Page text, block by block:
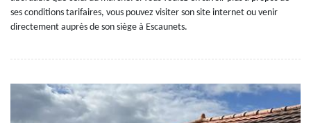
ses conditions tarifaires, vous pouvez visiter son site internet ou venir
directement auprès de son siège à Escaunets.